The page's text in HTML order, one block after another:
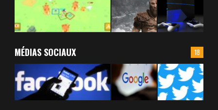
18
MÉDIAS SOCIAUX